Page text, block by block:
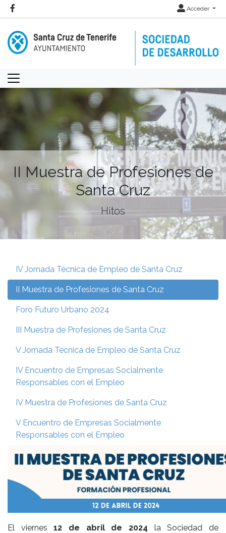
Acceder
II Muestra de Profesiones de
Santa Cruz
Hitos
IV Jornada Técnica de Empleo de Santa Cruz
II Muestra de Profesiones de Santa Cruz
Foro Futuro Urbano 2024
III Muestra de Profesiones de Santa Cruz
V Jornada Técnica de Empleo de Santa Cruz
IV Encuentro de Empresas Socialmente
Responsables con el Empleo
IV Muestra de Profesiones de Santa Cruz
V Encuentro de Empresas Socialmente
Responsables con el Empleo
El viernes12 de abril de 2024 la Sociedad de